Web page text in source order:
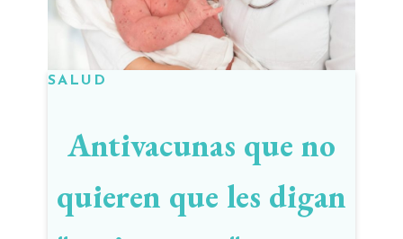
SALUD
Antivacunas que no
quieren que les digan